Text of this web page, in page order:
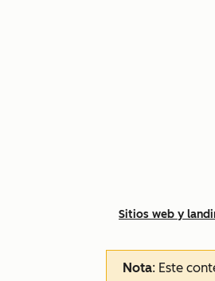
Sitios web y
Nota: Este